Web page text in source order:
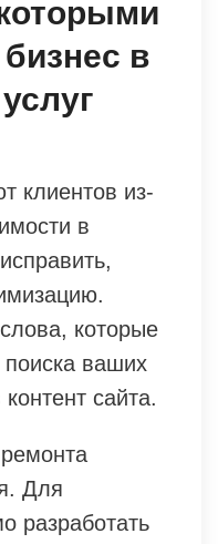
в
клиентов из-
в
которые
ваших
сайта.
Для
разработать